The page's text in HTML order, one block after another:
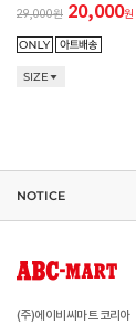
29,000 20,000원
SIZE
NOTICE
(주)에이비씨마트 코리아